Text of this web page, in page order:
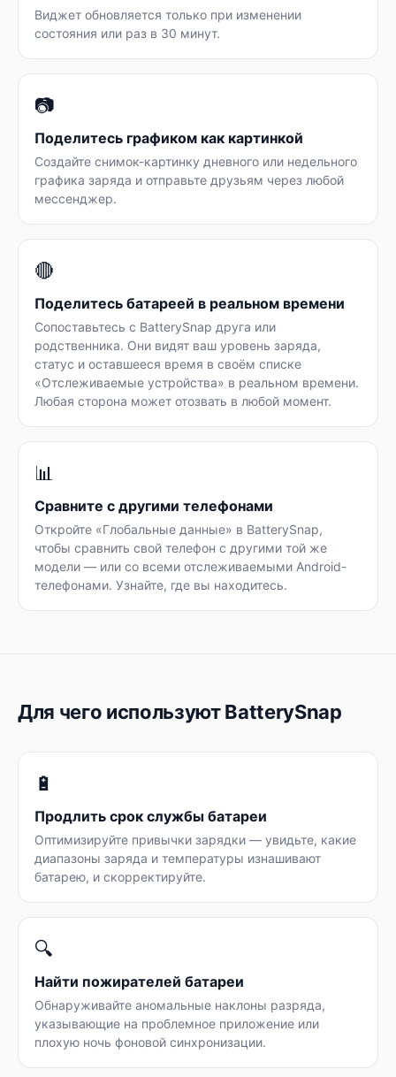
Виджет обновляется только при изменении
состояния или раз в 30 минут.
📷
Поделитесь графиком как картинкой
Создайте снимок-картинку дневного или недельного
графика заряда и отправьте друзьям через любой
мессенджер.
🔴
Поделитесь батареей в реальном времени
Сопоставьтесь с BatterySnap друга или
родственника. Они видят ваш уровень заряда,
статус и оставшееся время в своём списке
«Отслеживаемые устройства» в реальном времени.
Любая сторона может отозвать в любой момент.
📊
Сравните с другими телефонами
Откройте «Глобальные данные» в BatterySnap,
чтобы сравнить свой телефон с другими той же
модели — или со всеми отслеживаемыми Android-
телефонами. Узнайте, где вы находитесь.
Для чего используют BatterySnap
🔋
Продлить срок службы батареи
Оптимизируйте привычки зарядки — увидьте, какие
диапазоны заряда и температуры изнашивают
батарею, и скорректируйте.
🔍
Найти пожирателей батареи
Обнаруживайте аномальные наклоны разряда,
указывающие на проблемное приложение или
плохую ночь фоновой синхронизации.